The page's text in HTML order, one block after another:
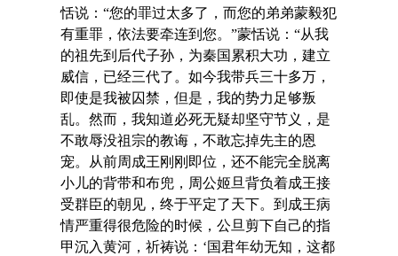
恬说：“您的罪过太多了，而您的弟弟蒙毅犯
有重罪，依法要牵连到您。”蒙恬说：“从我
的祖先到后代子孙，为秦国累积大功，建立
威信，已经三代了。如今我带兵三十多万，
即使是我被囚禁，但是，我的势力足够叛
乱。然而，我知道必死无疑却坚守节义，是
不敢辱没祖宗的教诲，不敢忘掉先主的恩
宠。从前周成王刚刚即位，还不能完全脱离
小儿的背带和布兜，周公姬旦背负着成王接
受群臣的朝见，终于平定了天下。到成王病
情严重得很危险的时候，公旦剪下自己的指
甲沉入黄河，祈祷说：‘国君年幼无知，这都